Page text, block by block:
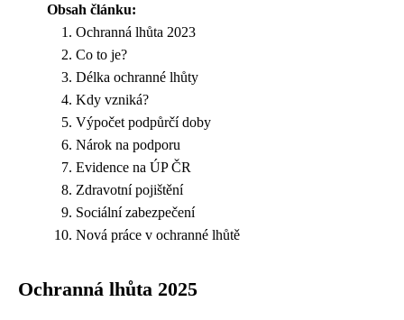
Obsah článku:
Ochranná lhůta 2023
Co to je?
Délka ochranné lhůty
Kdy vzniká?
Výpočet podpůrčí doby
Nárok na podporu
Evidence na ÚP ČR
Zdravotní pojištění
Sociální zabezpečení
Nová práce v ochranné lhůtě
Ochranná lhůta 2025